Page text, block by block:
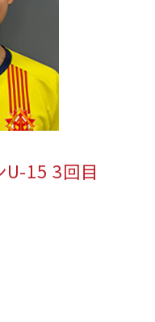
U-15 3回目